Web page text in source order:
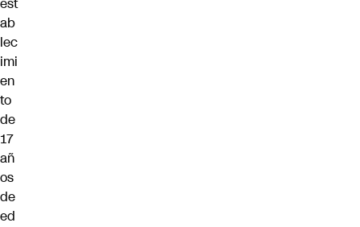
ab
lec
imi
en
to
de
17
añ
os
de
ed